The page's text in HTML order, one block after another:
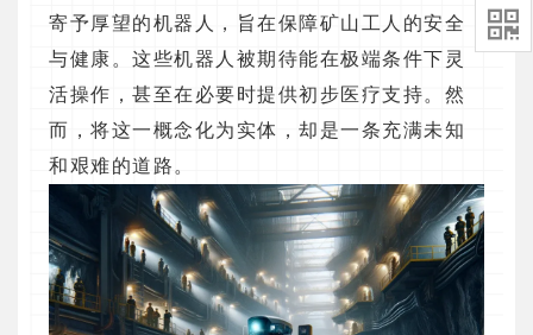
寄予厚望的机器人，旨在保障矿山工人的安全
与健康。这些机器人被期待能在极端条件下灵
活操作，甚至在必要时提供初步医疗支持。然
而，将这一概念化为实体，却是一条充满未知
和艰难的道路。
